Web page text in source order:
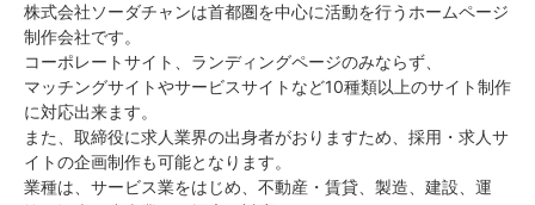
株式会社ソーダチャンは首都圏を中心に活動を行うホームページ
制作会社です。
コーポレートサイト、ランディングページのみならず、
マッチングサイトやサービスサイトなど10種類以上のサイト制作
に対応出来ます。
また、取締役に求人業界の出身者がおりますため、採用・求人サ
イトの企画制作も可能となります。
業種は、サービス業をはじめ、不動産・賃貸、製造、建設、運